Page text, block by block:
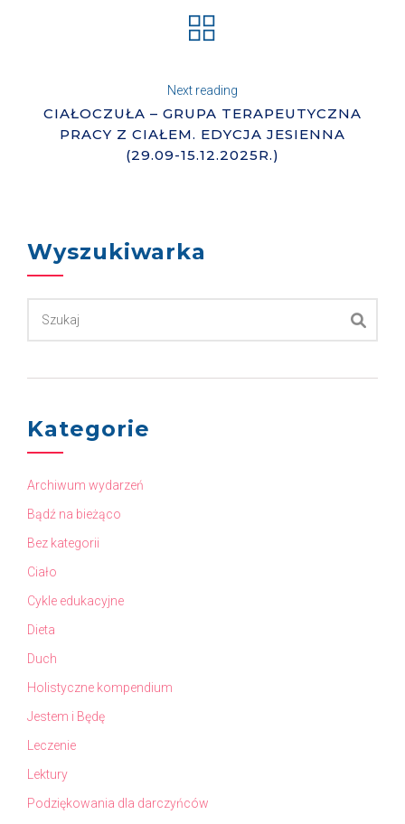
Next reading
CIAŁOCZUŁA – GRUPA TERAPEUTYCZNA
PRACY Z CIAŁEM. EDYCJA JESIENNA
(29.09-15.12.2025R.)
Wyszukiwarka
Kategorie
Archiwum wydarzeń
Bądź na bieżąco
Bez kategorii
Ciało
Cykle edukacyjne
Dieta
Duch
Holistyczne kompendium
Jestem i Będę
Leczenie
Lektury
Podziękowania dla darczyńców